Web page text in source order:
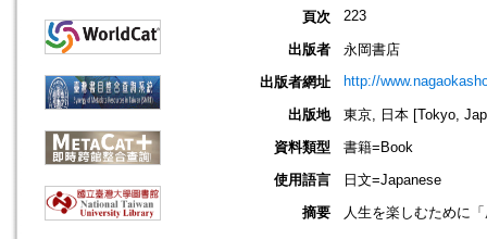
頁次 223
出版者
永岡書店
出版者網址
http://
出版地
東京, 日本 [Tokyo,
資料類型
書籍=Book
使用語言
日文=Japanese
摘要
人生を楽しむために